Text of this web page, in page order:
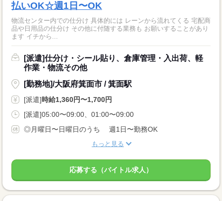
払いOK☆週1日〜OK
物流センター内での仕分け 具体的には レーンから流れてくる 宅配商
品や日用品の仕分け その他に付随する業務も お願いすることがあり
ます イチから...
[派遣]仕分け・シール貼り、倉庫管理・入出荷、軽
作業・物流その他
[勤務地]/大阪府箕面市 / 箕面駅
[派遣]時給1,360円〜1,700円
[派遣]05:00〜09:00、01:00〜09:00
◎月曜日〜日曜日のうち 週1日〜勤務OK
もっと見る
応募する（バイトル求人）